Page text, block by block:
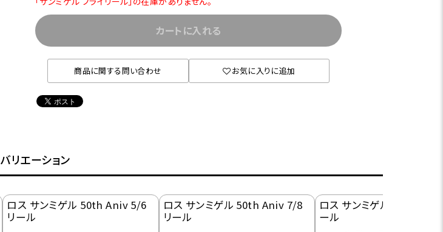
カートに入れる
商品に関する問い合わせ お気に入りに追加
バリエーション
ロス サンミゲル 50th Aniv 5/6
リール
ロス サンミゲル 50th Aniv 7/8
リール
ロス サンミゲル ブラック
ール